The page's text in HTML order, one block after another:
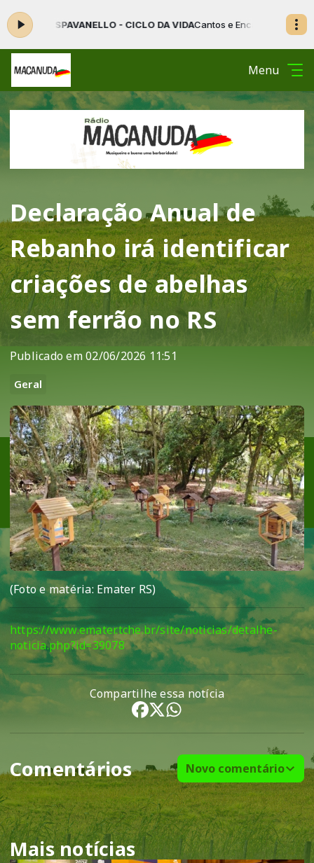
- CICLO DA VIDACantos e Encantos do Sul das 00:01
Menu
Declaração Anual de
Rebanho irá identificar
criações de abelhas
sem ferrão no RS
Publicado em 02/06/2026 11:51
Geral
(Foto e matéria: Emater RS)
https://www.emater.tche.br/site/noticias/detalhe-
noticia.php?id=39078
Compartilhe essa notícia
Comentários Novo comentário
Mais notícias